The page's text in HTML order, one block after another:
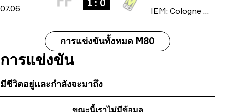
07.06
1 : 0
IEM: Cologne Major 2026
การแข่งขันทั้งหมด M80
การแข่งขัน
มีชีวิตอยู่และกำลังจะมาถึง
ขณะนี้เราไม่มีข้อมูล